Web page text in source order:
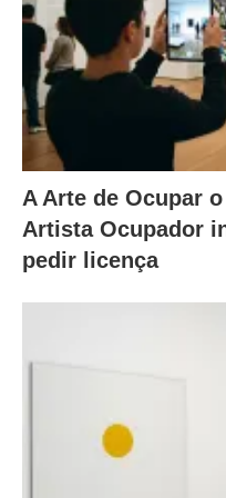
A Arte de Ocupar
Artista Ocupador
pedir licença